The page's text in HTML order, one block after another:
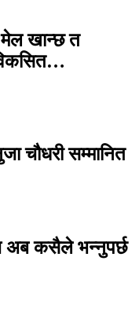
मेल खान्छ त
चौधरी सम्मानित
अब कसैले भन्नुपर्छ